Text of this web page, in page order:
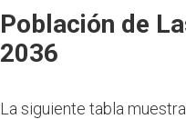
Población de
2036
La siguiente tabla